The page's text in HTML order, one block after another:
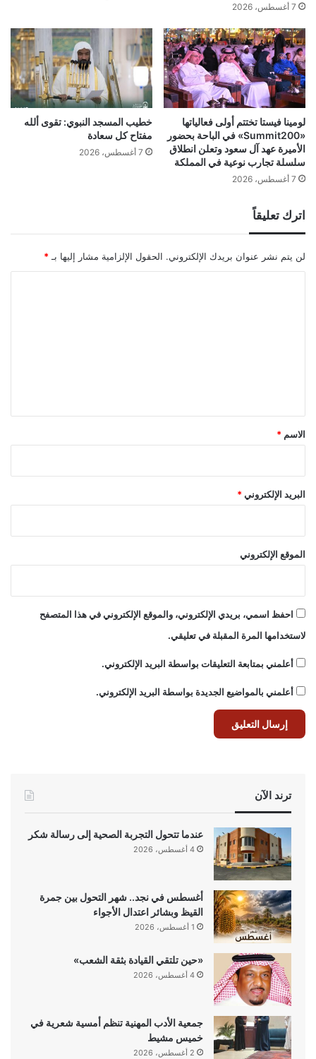
7 أغسطس، 2026
لومينا فيستا تختتم أولى فعالياتها
«Summit200» في الباحة بحضور
الأميرة عهد آل سعود وتعلن انطلاق
سلسلة تجارب نوعية في المملكة
7 أغسطس، 2026
خطيب المسجد النبوي: تقوى ألله
مفتاح كل سعادة
7 أغسطس، 2026
اترك تعليقاً
لن يتم نشر عنوان بريدك الإلكتروني. الحقول الإلزامية مشار إليها بـ *
*
الاسم *
البريد الإلكتروني*
الموقع الإلكتروني
احفظ اسمي، بريدي الإلكتروني، والموقع الإلكتروني في هذا المتصفح
لاستخدامها المرة المقبلة في تعليقي.
أعلمني بمتابعة التعليقات بواسطة البريد الإلكتروني.
أعلمني بالمواضيع الجديدة بواسطة البريد الإلكتروني.
ترند الآن
عندما تتحول التجربة الصحية إلى رسالة شكر
4 أغسطس، 2026
أغسطس في نجد.. شهر التحول بين جمرة
القيظ وبشائر اعتدال الأجواء
1 أغسطس، 2026
«حين تلتقي القيادة بثقة الشعب»
4 أغسطس، 2026
جمعية الأدب المهنية تنظم أمسية شعرية في
خميس مشيط
2 أغسطس، 2026